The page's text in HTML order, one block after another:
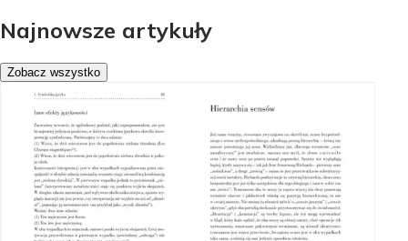
Najnowsze artykuły
Zobacz wszystko